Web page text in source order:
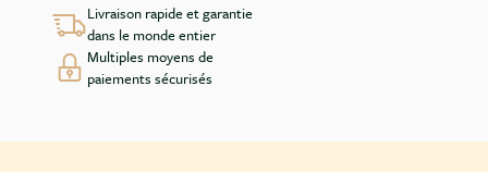
Livraison rapide et garantie
dans le monde entier
Multiples moyens de
paiements sécurisés